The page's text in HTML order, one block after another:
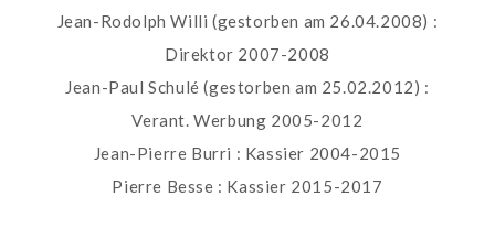
Jean-Rodolph Willi (gestorben am 26.04.2008) :
Direktor 2007-2008
Jean-Paul Schulé (gestorben am 25.02.2012) :
Verant. Werbung 2005-2012
Jean-Pierre Burri : Kassier 2004-2015
Pierre Besse : Kassier 2015-2017